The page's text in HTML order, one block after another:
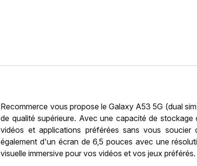
Recommerce vous propose le Galaxy A53 5G (dual
de qualité supérieure. Avec une capacité de
vidéos et applications préférées sans vous
également d'un écran de 6,5 pouces avec une
visuelle immersive pour vos vidéos et vos jeux préférés.